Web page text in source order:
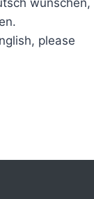
please